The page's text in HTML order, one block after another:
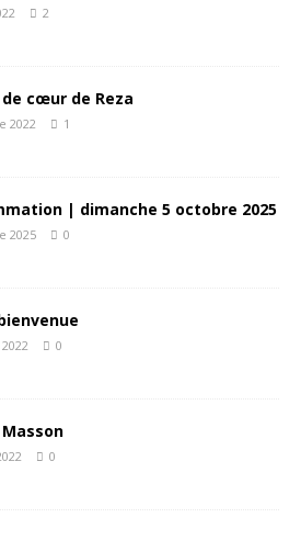
2
cœur de Reza
2022 1
| dimanche 5 octobre 2025
2025 0
0
0